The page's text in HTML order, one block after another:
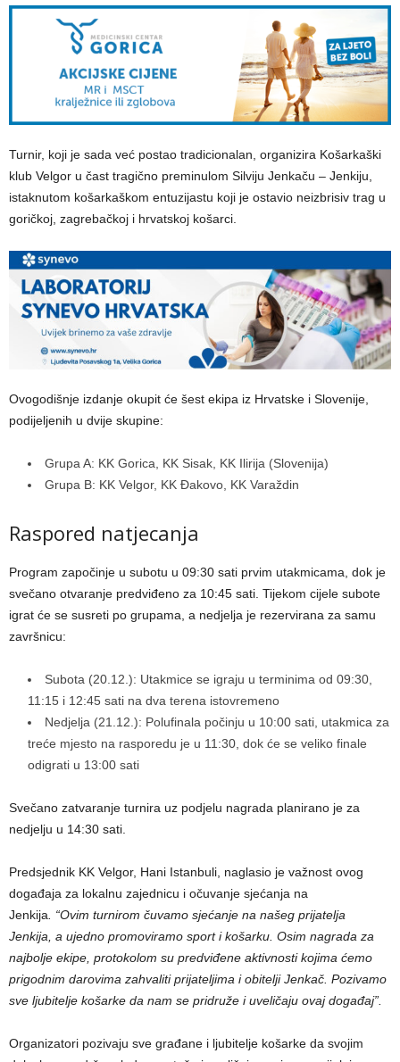
Turnir, koji je sada već postao tradicionalan, organizira Košarkaški
klub Velgor u čast tragično preminulom Silviju Jenkaču – Jenkiju,
istaknutom košarkaškom entuzijastu koji je ostavio neizbrisiv trag u
goričkoj, zagrebačkoj i hrvatskoj košarci.
Ovogodišnje izdanje okupit će šest ekipa iz Hrvatske i Slovenije,
podijeljenih u dvije skupine:
Grupa A: KK Gorica, KK Sisak, KK Ilirija (Slovenija)
Grupa B: KK Velgor, KK Đakovo, KK Varaždin
Raspored natjecanja
Program započinje u subotu u 09:30 sati prvim utakmicama, dok je
svečano otvaranje predviđeno za 10:45 sati. Tijekom cijele subote
igrat će se susreti po grupama, a nedjelja je rezervirana za samu
završnicu:
Subota (20.12.): Utakmice se igraju u terminima od 09:30,
11:15 i 12:45 sati na dva terena istovremeno
Nedjelja (21.12.): Polufinala počinju u 10:00 sati, utakmica za
treće mjesto na rasporedu je u 11:30, dok će se veliko finale
odigrati u 13:00 sati
Svečano zatvaranje turnira uz podjelu nagrada planirano je za
nedjelju u 14:30 sati.
Predsjednik KK Velgor, Hani Istanbuli, naglasio je važnost ovog
događaja za lokalnu zajednicu i očuvanje sjećanja na
Jenkija. “Ovim turnirom čuvamo sjećanje na našeg prijatelja
Jenkija, a ujedno promoviramo sport i košarku. Osim nagrada za
najbolje ekipe, protokolom su predviđene aktivnosti kojima ćemo
prigodnim darovima zahvaliti prijateljima i obitelji Jenkač. Pozivamo
sve ljubitelje košarke da nam se pridruže i uveličaju ovaj događaj”.
Organizatori pozivaju sve građane i ljubitelje košarke da svojim